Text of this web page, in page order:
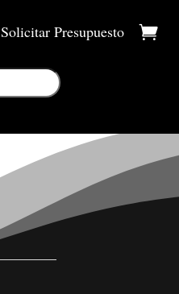
Solicitar Presupuesto